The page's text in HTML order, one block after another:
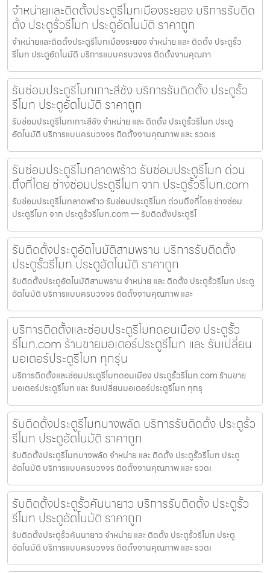
จำหน่ายและติดตั้งประตูรีโมทเมืองระยอง บริการรับติด
ตั้ง ประตูรั้วรีโมท ประตูอัตโนมัติ ราคาถูก
จำหน่ายและติดตั้งประตูรีโมทเมืองระยอง จำหน่าย และ ติดตั้ง ประตูรั้ว
รีโมท ประตูอัตโนมัติ บริการแบบครบวงจร ติดตั้งงานคุณภา
รับซ่อมประตูรีโมทเกาะสีชัง บริการรับติดตั้ง ประตูรั้ว
รีโมท ประตูอัตโนมัติ ราคาถูก
รับซ่อมประตูรีโมทเกาะสีชัง จำหน่าย และ ติดตั้ง ประตูรั้วรีโมท ประตู
อัตโนมัติ บริการแบบครบวงจร ติดตั้งงานคุณภาพ และ รวดเร
รับซ่อมประตูรีโมทลาดพร้าว รับซ่อมประตูรีโมท ด่วน
ถึงที่โดย ช่างซ่อมประตูรีโมท จาก ประตูรั้วรีโมท.com
รับซ่อมประตูรีโมทลาดพร้าว รับซ่อมประตูรีโมท ด่วนถึงที่โดย ช่างซ่อม
ประตูรีโมท จาก ประตูรั้วรีโมท.com — รับติดตั้งประตูรีโ
รับติดตั้งประตูอัตโนมัติสามพราน บริการรับติดตั้ง
ประตูรั้วรีโมท ประตูอัตโนมัติ ราคาถูก
รับติดตั้งประตูอัตโนมัติสามพราน จำหน่าย และ ติดตั้ง ประตูรั้วรีโมท ประตู
อัตโนมัติ บริการแบบครบวงจร ติดตั้งงานคุณภาพ และ
บริการติดตั้งและซ่อมประตูรีโมทดอนเมือง ประตูรั้ว
รีโมท.com ร้านขายมอเตอร์ประตูรีโมท และ รับเปลี่ยน
มอเตอร์ประตูรีโมท ทุกรุ่น
บริการติดตั้งและซ่อมประตูรีโมทดอนเมือง ประตูรั้วรีโมท.com ร้านขาย
มอเตอร์ประตูรีโมท และ รับเปลี่ยนมอเตอร์ประตูรีโมท ทุกรุ
รับติดตั้งประตูรีโมทบางพลัด บริการรับติดตั้ง ประตูรั้ว
รีโมท ประตูอัตโนมัติ ราคาถูก
รับติดตั้งประตูรีโมทบางพลัด จำหน่าย และ ติดตั้ง ประตูรั้วรีโมท ประตู
อัตโนมัติ บริการแบบครบวงจร ติดตั้งงานคุณภาพ และ รวดเ
รับติดตั้งประตูรั้วคันนายาว บริการรับติดตั้ง ประตูรั้ว
รีโมท ประตูอัตโนมัติ ราคาถูก
รับติดตั้งประตูรั้วคันนายาว จำหน่าย และ ติดตั้ง ประตูรั้วรีโมท ประตู
อัตโนมัติ บริการแบบครบวงจร ติดตั้งงานคุณภาพ และ รวดเ